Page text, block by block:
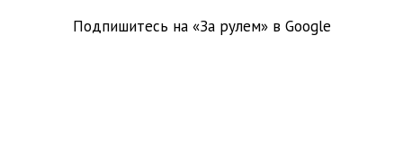
Подпишитесь на «За рулем» в Google